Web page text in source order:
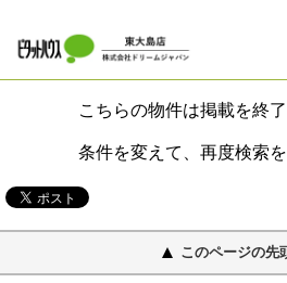
こちらの物件は掲載を終
条件を変えて、再度検索を
このページの先